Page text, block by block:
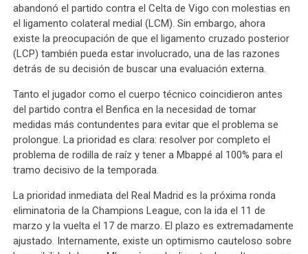
abandonó el partido contra el Celta de Vigo con molestias en
el ligamento colateral medial (LCM). Sin embargo, ahora
existe la preocupación de que el ligamento cruzado posterior
(LCP) también pueda estar involucrado, una de las razones
detrás de su decisión de buscar una evaluación externa.
Tanto el jugador como el cuerpo técnico coincidieron antes
del partido contra el Benfica en la necesidad de tomar
medidas más contundentes para evitar que el problema se
prolongue. La prioridad es clara: resolver por completo el
problema de rodilla de raíz y tener a Mbappé al 100% para el
tramo decisivo de la temporada.
La prioridad inmediata del Real Madrid es la próxima ronda
eliminatoria de la Champions League, con la ida el 11 de
marzo y la vuelta el 17 de marzo. El plazo es extremadamente
ajustado. Internamente, existe un optimismo cauteloso sobre